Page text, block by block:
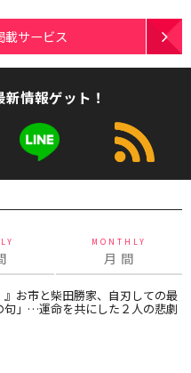
載サービス
情報ゲット！
MONTHLY
月 間
』お市と柴田勝家、自刃しての最
句」…運命を共にした２人の悲劇